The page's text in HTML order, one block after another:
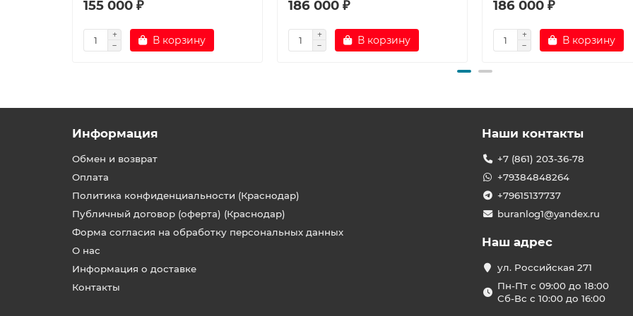
155 000 ₽
В корзину
186 000 ₽
В корзину
186 000 ₽
В корзину
Информация
Обмен и возврат
Оплата
Политика конфиденциальности (Краснодар)
Публичный договор (оферта) (Краснодар)
Форма согласия на обработку персональных данных
О нас
Информация о доставке
Контакты
Наши контакты
+7 (861) 203-36-78
+79384848264
+79615137737
buranlog1@yandex.ru
Наш адрес
ул. Российская 271
Пн-Пт с 09:00 до 18:00
Сб-Вс с 10:00 до 16:00